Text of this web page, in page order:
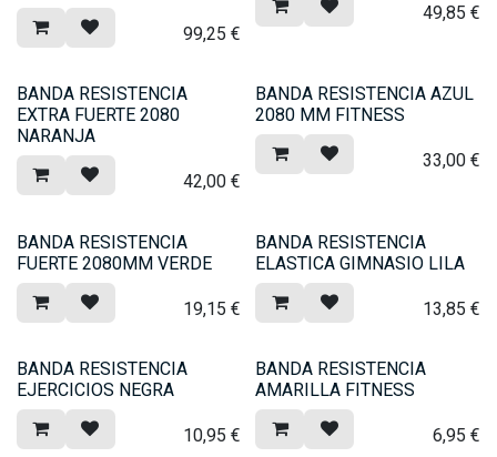
99,25 €
49,85 €
BANDA RESISTENCIA
EXTRA FUERTE 2080
NARANJA
42,00 €
BANDA RESISTENCIA AZUL
2080 MM FITNESS
33,00€
BANDA RESISTENCIA
FUERTE 2080MM VERDE
19,15 €
BANDA RESISTENCIA
ELASTICA GIMNASIO LILA
13,85 €
BANDA RESISTENCIA
EJERCICIOS NEGRA
10,95 €
BANDA RESISTENCIA
AMARILLA FITNESS
6,95 €